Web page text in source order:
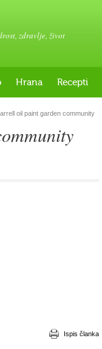
, zdravlje, život
Hrana Recepti
oil paint garden community
Ispis članka